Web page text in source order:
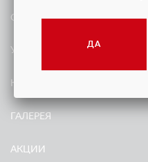
О КОМПАНИИ
УСЛУГИ
КЕЙСЫ
ГАЛЕРЕЯ
АКЦИИ
ДА